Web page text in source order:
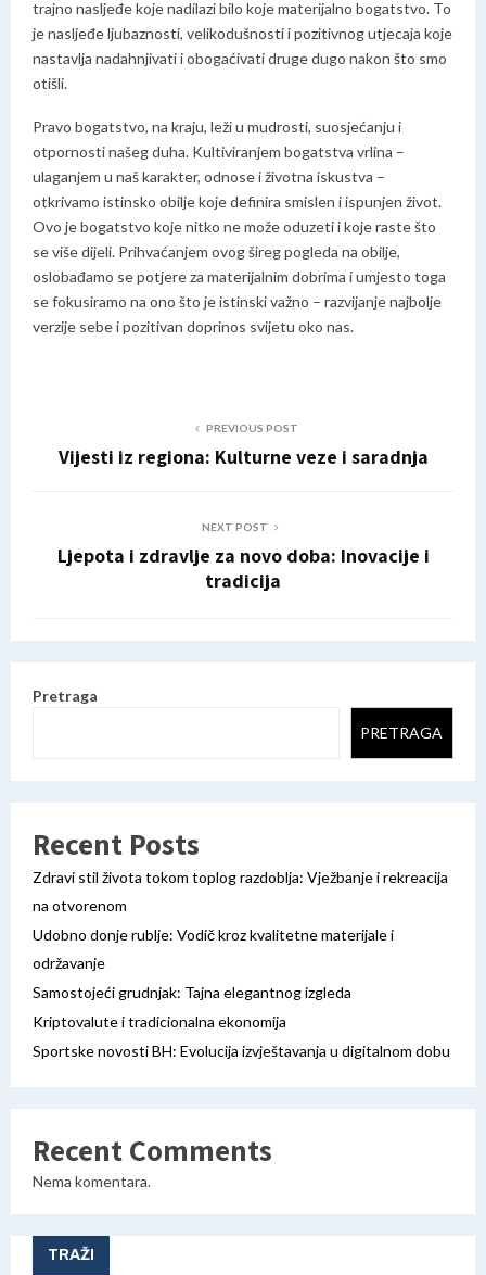
trajno nasljeđe koje nadilazi bilo koje materijalno bogatstvo. To
je nasljeđe ljubaznosti, velikodušnosti i pozitivnog utjecaja koje
nastavlja nadahnjivati i obogaćivati druge dugo nakon što smo
otišli.
Pravo bogatstvo, na kraju, leži u mudrosti, suosjećanju i
otpornosti našeg duha. Kultiviranjem bogatstva vrlina –
ulaganjem u naš karakter, odnose i životna iskustva –
otkrivamo istinsko obilje koje definira smislen i ispunjen život.
Ovo je bogatstvo koje nitko ne može oduzeti i koje raste što
se više dijeli. Prihvaćanjem ovog šireg pogleda na obilje,
oslobađamo se potjere za materijalnim dobrima i umjesto toga
se fokusiramo na ono što je istinski važno – razvijanje najbolje
verzije sebe i pozitivan doprinos svijetu oko nas.
PREVIOUS POST
Vijesti iz regiona: Kulturne veze i saradnja
NEXT POST
Ljepota i zdravlje za novo doba: Inovacije i
tradicija
Pretraga
PRETRAGA
Recent Posts
Zdravi stil života tokom toplog razdoblja: Vježbanje i rekreacija
na otvorenom
Udobno donje rublje: Vodič kroz kvalitetne materijale i
održavanje
Samostojeći grudnjak: Tajna elegantnog izgleda
Kriptovalute i tradicionalna ekonomija
Sportske novosti BH: Evolucija izvještavanja u digitalnom dobu
Recent Comments
Nema komentara.
TRAŽI